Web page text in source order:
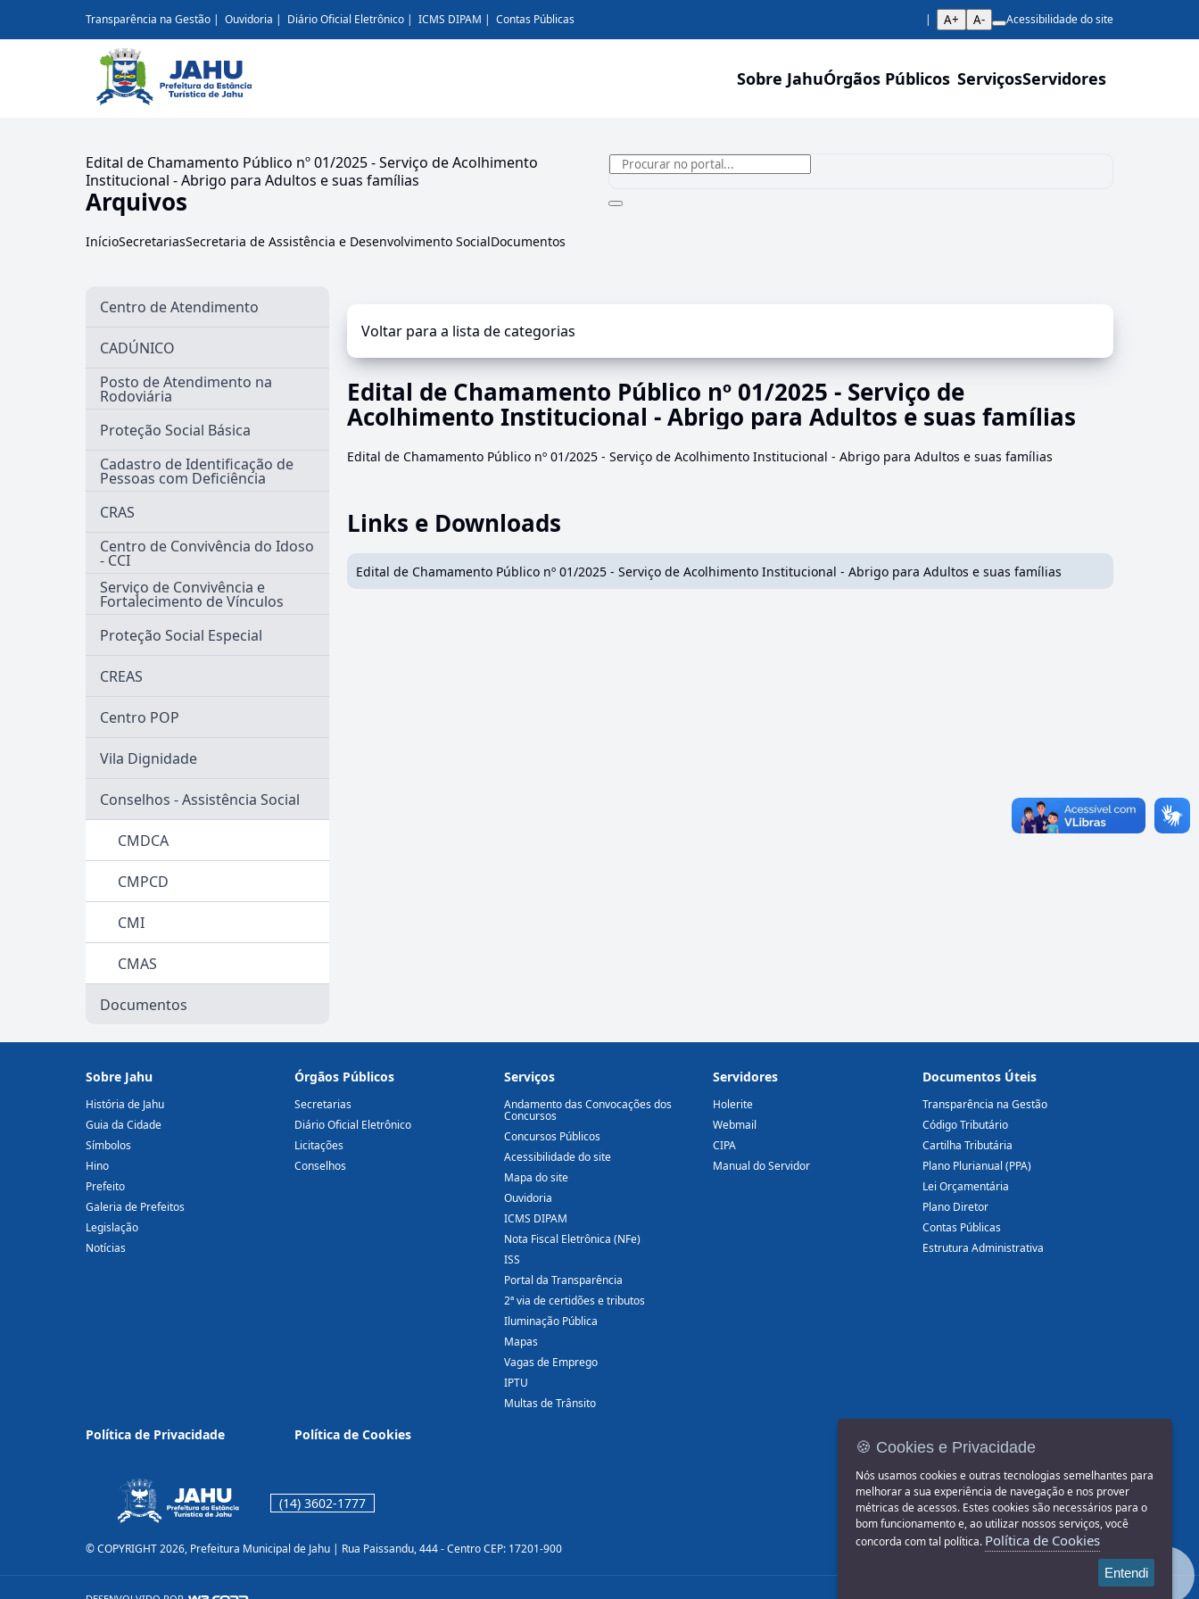
Transparência na Gestão Ouvidoria Diário Oficial Eletrônico ICMS DIPAM Contas Públicas A+ A- Acessibilidade do site
Sobre JahuÓrgãos Públicos ServiçosServidores
Edital de Chamamento Público nº 01/2025 - Serviço de Acolhimento
Institucional - Abrigo para Adultos e suas famílias
Arquivos
InícioSecretariasSecretaria de Assistência e Desenvolvimento SocialDocumentos
Centro de Atendimento
CADÚNICO
Posto de Atendimento na
Rodoviária
Proteção Social Básica
Cadastro de Identificação de
Pessoas com Deficiência
CRAS
Centro de Convivência do Idoso
- CCI
Serviço de Convivência e
Fortalecimento de Vínculos
Proteção Social Especial
CREAS
Centro POP
Vila Dignidade
Conselhos - Assistência Social
CMDCA
CMPCD
CMI
CMAS
Documentos
Voltar para a lista de categorias
Edital de Chamamento Público nº 01/2025 - Serviço de
Acolhimento Institucional - Abrigo para Adultos e suas famílias
Edital de Chamamento Público nº 01/2025 - Serviço de Acolhimento Institucional - Abrigo para Adultos e suas famílias
Links e Downloads
Edital de Chamamento Público nº 01/2025 - Serviço de Acolhimento Institucional - Abrigo para Adultos e suas famílias
Sobre Jahu
História de Jahu
Guia da Cidade
Símbolos
Hino
Prefeito
Galeria de Prefeitos
Legislação
Notícias
Órgãos Públicos
Secretarias
Diário Oficial Eletrônico
Licitações
Conselhos
Serviços
Andamento das Convocações dos
Concursos
Concursos Públicos
Acessibilidade do site
Mapa do site
Ouvidoria
ICMS DIPAM
Nota Fiscal Eletrônica (NFe)
ISS
Portal da Transparência
2ª via de certidões e tributos
Iluminação Pública
Mapas
Vagas de Emprego
IPTU
Multas de Trânsito
Servidores
Holerite
Webmail
CIPA
Manual do Servidor
Documentos Úteis
Transparência na Gestão
Código Tributário
Cartilha Tributária
Plano Plurianual (PPA)
Lei Orçamentária
Plano Diretor
Contas Públicas
Estrutura Administrativa
Política de Privacidade Política de Cookies
(14) 3602-1777
© COPYRIGHT 2026, Prefeitura Municipal de Jahu | Rua Paissandu, 444 - Centro CEP: 17201-900
🍪 Cookies e Privacidade
Nós usamos cookies e outras tecnologias semelhantes para
melhorar a sua experiência de navegação e nos prover
métricas de acessos. Estes cookies são necessários para o
bom funcionamento e, ao utilizar nossos serviços, você
concorda com tal política. Política de Cookies
Entendi